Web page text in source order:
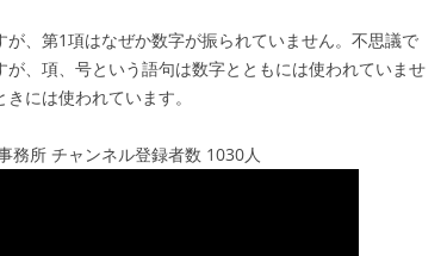
、第1項はなぜか数字が振られていません。不思議で
、項、号という語句は数字とともには使われていませ
には使われています。
務所 チャンネル登録者数 1030人